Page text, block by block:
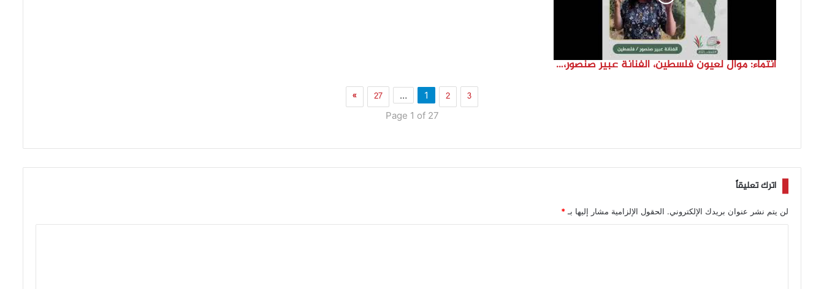
انتماء: موال لعيون فلسطين، الفنانة عبير صنصور، فلسطين
1 2 3
…
27
»
Page 1 of 27
اترك تعليقاً
لن يتم نشر عنوان بريدك الإلكتروني. الحقول الإلزامية مشار إليها بـ *